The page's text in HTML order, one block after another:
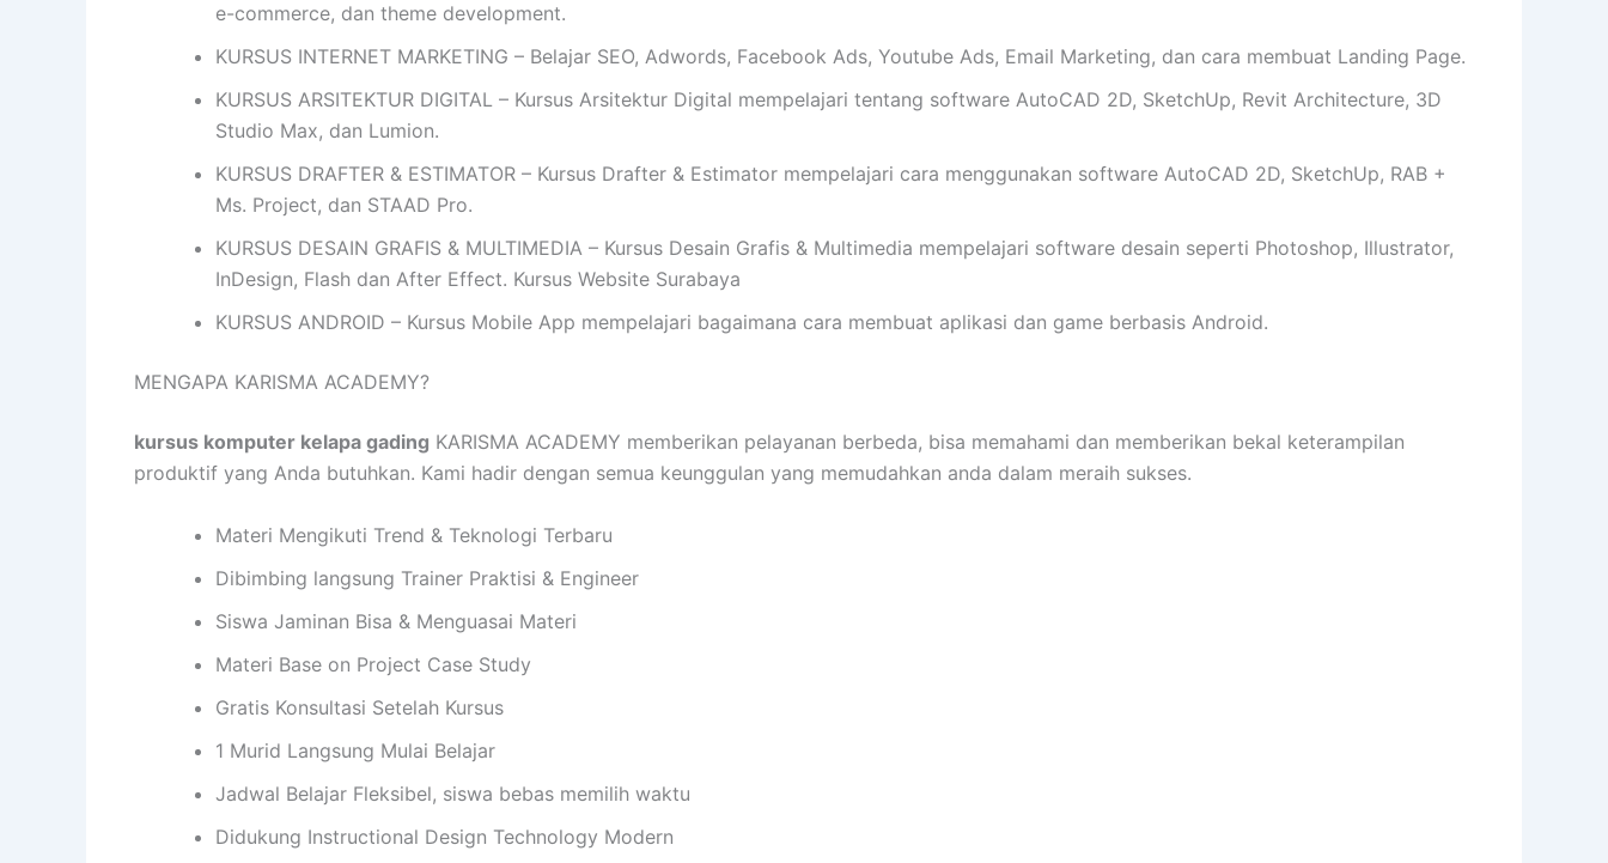
e-commerce, dan theme development.
KURSUS INTERNET MARKETING – Belajar SEO, Adwords, Facebook Ads, Youtube Ads, Email Marketing, dan cara membuat Landing Page.
KURSUS ARSITEKTUR DIGITAL – Kursus Arsitektur Digital mempelajari tentang software AutoCAD 2D, SketchUp, Revit Architecture, 3D
Studio Max, dan Lumion.
KURSUS DRAFTER & ESTIMATOR – Kursus Drafter & Estimator mempelajari cara menggunakan software AutoCAD 2D, SketchUp, RAB +
Ms. Project, dan STAAD Pro.
KURSUS DESAIN GRAFIS & MULTIMEDIA – Kursus Desain Grafis & Multimedia mempelajari software desain seperti Photoshop, Illustrator,
InDesign, Flash dan After Effect. Kursus Website Surabaya
KURSUS ANDROID – Kursus Mobile App mempelajari bagaimana cara membuat aplikasi dan game berbasis Android.
MENGAPA KARISMA ACADEMY?
kursus komputer kelapa gading KARISMA ACADEMY memberikan pelayanan berbeda, bisa memahami dan memberikan bekal keterampilan
produktif yang Anda butuhkan. Kami hadir dengan semua keunggulan yang memudahkan anda dalam meraih sukses.
Materi Mengikuti Trend & Teknologi Terbaru
Dibimbing langsung Trainer Praktisi & Engineer
Siswa Jaminan Bisa & Menguasai Materi
Materi Base on Project Case Study
Gratis Konsultasi Setelah Kursus
1 Murid Langsung Mulai Belajar
Jadwal Belajar Fleksibel, siswa bebas memilih waktu
Didukung Instructional Design Technology Modern